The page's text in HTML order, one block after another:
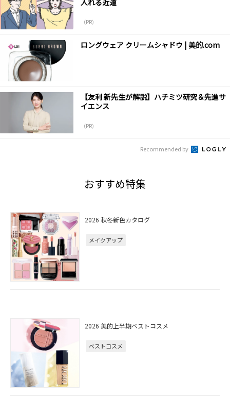
（PR）
ロングウェア クリームシャドウ | 美的.com
【友利 新先生が解説】ハチミツ研究＆先進サ
イエンス
（PR）
Recommended by
おすすめ特集
2026 秋冬新色カタログ
メイクアップ
2026 美的上半期ベストコスメ
ベストコスメ